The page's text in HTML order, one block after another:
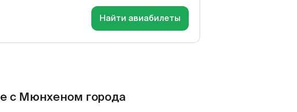
Найти авиабилеты
с Мюнхеном города